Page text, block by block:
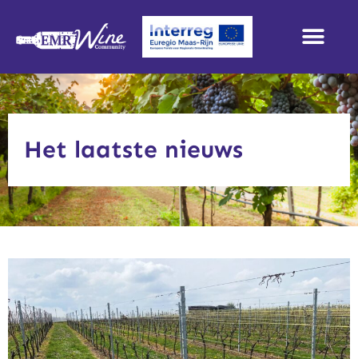
Het laatste nieuws